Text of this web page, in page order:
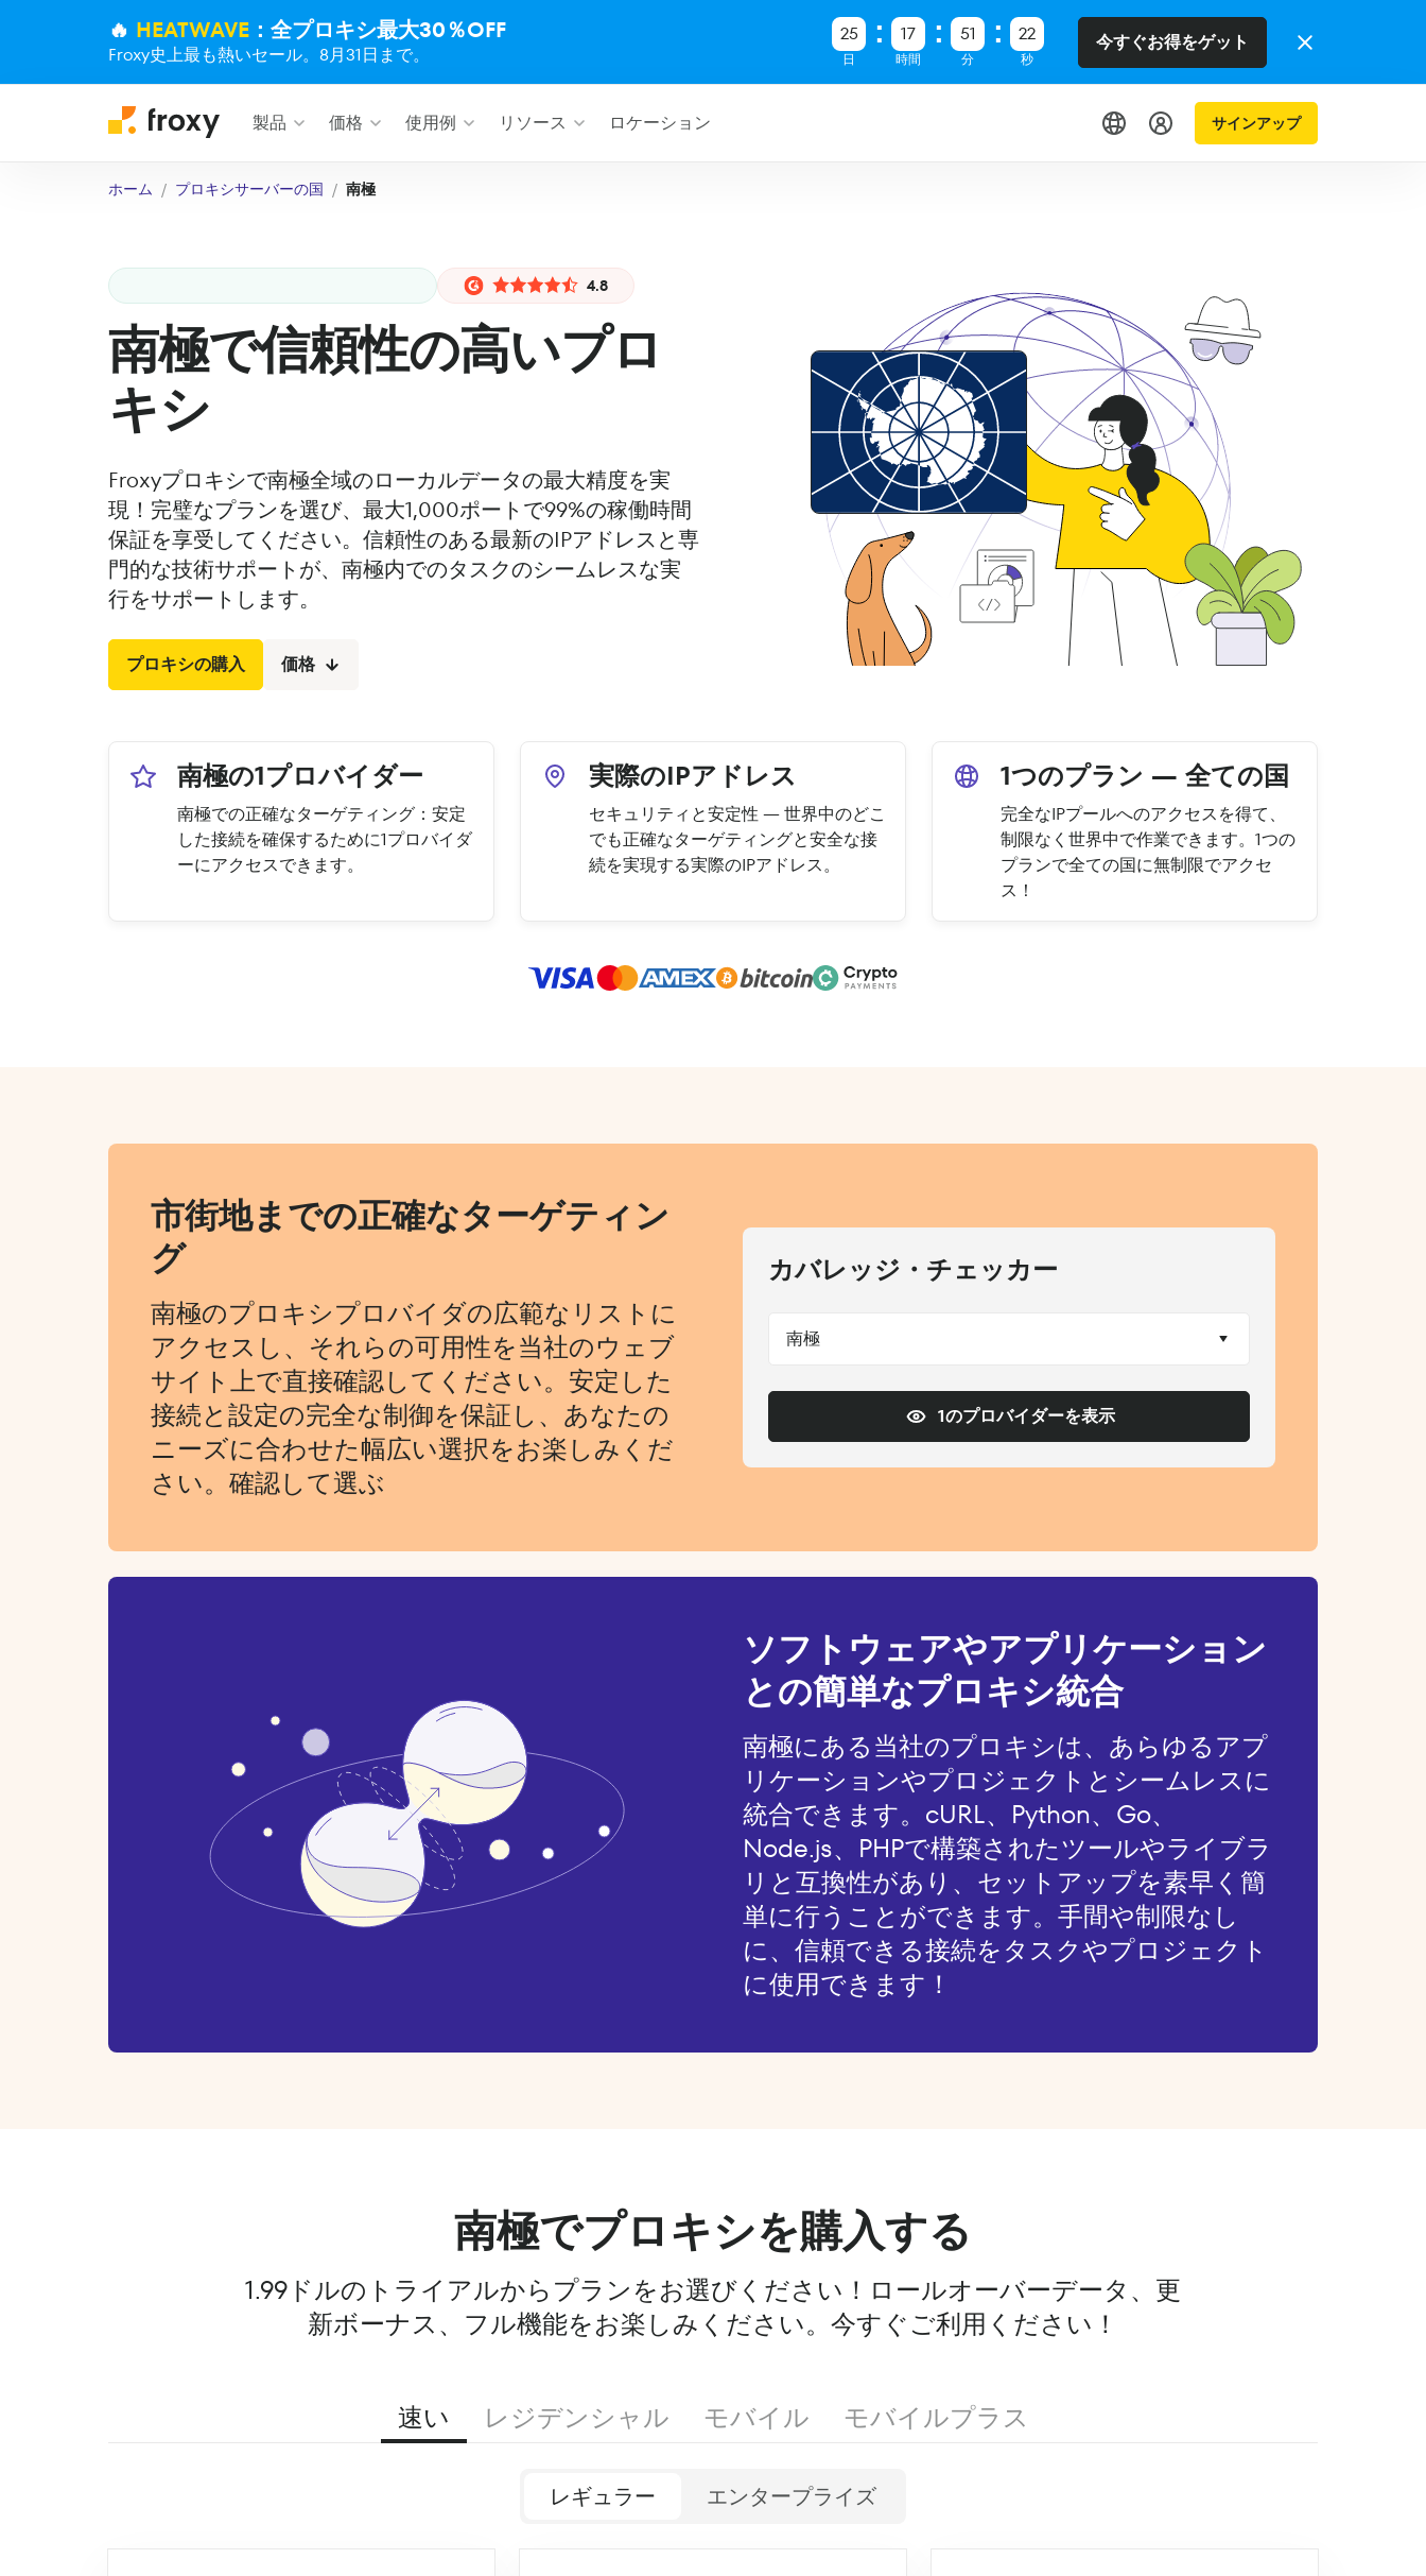
🔥 HEATWAVE ：全プロキシ最大30％OFF
Froxy史上最も熱いセール。8月31日まで。
25
日
17
時間
51
分
22
秒
今すぐお得をゲット
製品 価格 使用例 リソース ロケーション サインアップ
ホーム プロキシサーバーの国 南極
4.8
南極で信頼性の高いプロ
キシ
Froxyプロキシで南極全域のローカルデータの最大精度を実
現！完璧なプランを選び、最大1,000ポートで99%の稼働時間
保証を享受してください。信頼性のある最新のIPアドレスと専
門的な技術サポートが、南極内でのタスクのシームレスな実
行をサポートします。
プロキシの購入 価格
南極の1プロバイダー
南極での正確なターゲティング：安定
した接続を確保するために1プロバイダ
ーにアクセスできます。
実際のIPアドレス
セキュリティと安定性 — 世界中のどこ
でも正確なターゲティングと安全な接
続を実現する実際のIPアドレス。
1つのプラン — 全ての国
完全なIPプールへのアクセスを得て、
制限なく世界中で作業できます。1つの
プランで全ての国に無制限でアクセ
ス！
市街地までの正確なターゲティン
グ
南極のプロキシプロバイダの広範なリストに
アクセスし、それらの可用性を当社のウェブ
サイト上で直接確認してください。安定した
接続と設定の完全な制御を保証し、あなたの
ニーズに合わせた幅広い選択をお楽しみくだ
さい。確認して選ぶ
カバレッジ・チェッカー
南極
1のプロバイダーを表示
ソフトウェアやアプリケーション
との簡単なプロキシ統合
南極にある当社のプロキシは、あらゆるアプ
リケーションやプロジェクトとシームレスに
統合できます。cURL、Python、Go、
Node.js、PHPで構築されたツールやライブラ
リと互換性があり、セットアップを素早く簡
単に行うことができます。手間や制限なし
に、信頼できる接続をタスクやプロジェクト
に使用できます！
南極でプロキシを購入する
1.99ドルのトライアルからプランをお選びください！ロールオーバーデータ、更
新ボーナス、フル機能をお楽しみください。今すぐご利用ください！
速い レジデンシャル モバイル モバイルプラス
レギュラー エンタープライズ